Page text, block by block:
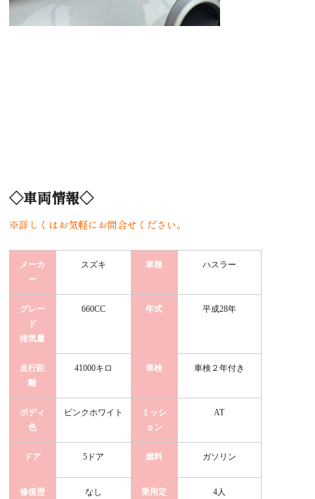
◇車両情報◇
※詳しくはお気軽にお問合せください。
メーカ
ー
スズキ 車種 ハスラー
グレー
ド
排気量
660CC 年式 平成28年
走行距
離
41000キロ 車検 車検２年付き
ボディ
色
ピンクホワイト
ミッシ
ョン
AT
ドア 5ドア 燃料 ガソリン
修復歴 なし 乗用定 4人